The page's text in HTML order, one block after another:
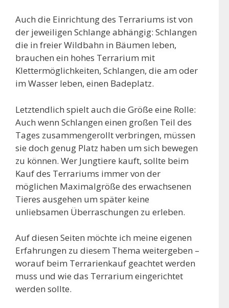
Auch die Einrichtung des Terrariums ist von
der jeweiligen Schlange abhängig: Schlangen
die in freier Wildbahn in Bäumen leben,
brauchen ein hohes Terrarium mit
Klettermöglichkeiten, Schlangen, die am oder
im Wasser leben, einen Badeplatz.
Letztendlich spielt auch die Größe eine Rolle:
Auch wenn Schlangen einen großen Teil des
Tages zusammengerollt verbringen, müssen
sie doch genug Platz haben um sich bewegen
zu können. Wer Jungtiere kauft, sollte beim
Kauf des Terrariums immer von der
möglichen Maximalgröße des erwachsenen
Tieres ausgehen um später keine
unliebsamen Überraschungen zu erleben.
Auf diesen Seiten möchte ich meine eigenen
Erfahrungen zu diesem Thema weitergeben –
worauf beim Terrarienkauf geachtet werden
muss und wie das Terrarium eingerichtet
werden sollte.